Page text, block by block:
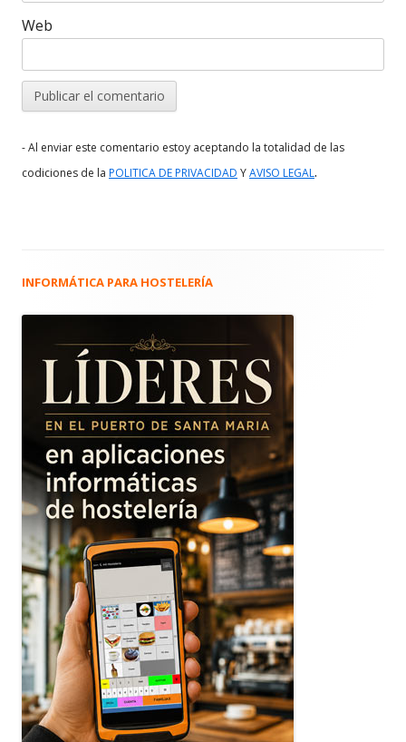
Web
- Al enviar este comentario estoy aceptando la totalidad de las
codiciones de la POLITICA DE PRIVACIDAD YAVISO LEGAL.
Barra
principal
INFORMÁTICA PARA HOSTELERÍA